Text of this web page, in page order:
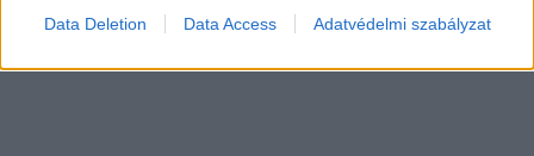
Data Deletion Data Access Adatvédelmi szabályzat